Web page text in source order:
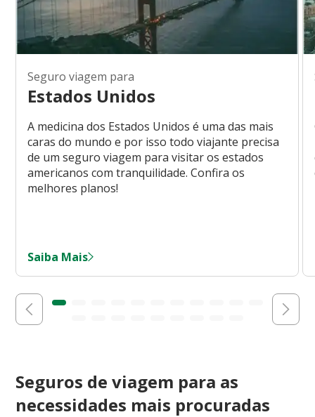
Seguro viagem para
Estados Unidos
A medicina dos Estados Unidos é uma das mais
caras do mundo e por isso todo viajante precisa
de um seguro viagem para visitar os estados
americanos com tranquilidade. Confira os
melhores planos!
Saiba Mais
Seguros de viagem para as
necessidades mais procuradas